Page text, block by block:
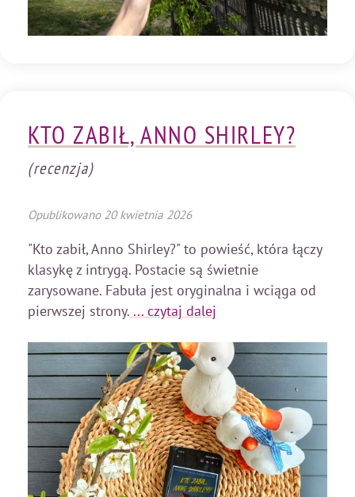
KTO ZABIŁ, ANNO SHIRLEY?
(recenzja)
Opublikowano 20 kwietnia 2026
"Kto zabił, Anno Shirley?" to powieść, która łączy
klasykę z intrygą. Postacie są świetnie
zarysowane. Fabuła jest oryginalna i wciąga od
pierwszej strony. ... czytaj dalej